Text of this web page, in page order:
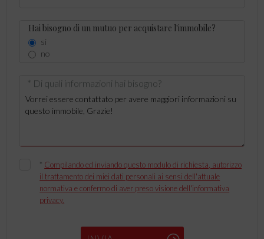
Hai bisogno di un mutuo per acquistare l'immobile?
si
no
* Di quali informazioni hai bisogno?
* Compilando ed inviando questo modulo di richiesta, autorizzo
il trattamento dei miei dati personali ai sensi dell'attuale
normativa e confermo di aver preso visione dell'informativa
privacy.